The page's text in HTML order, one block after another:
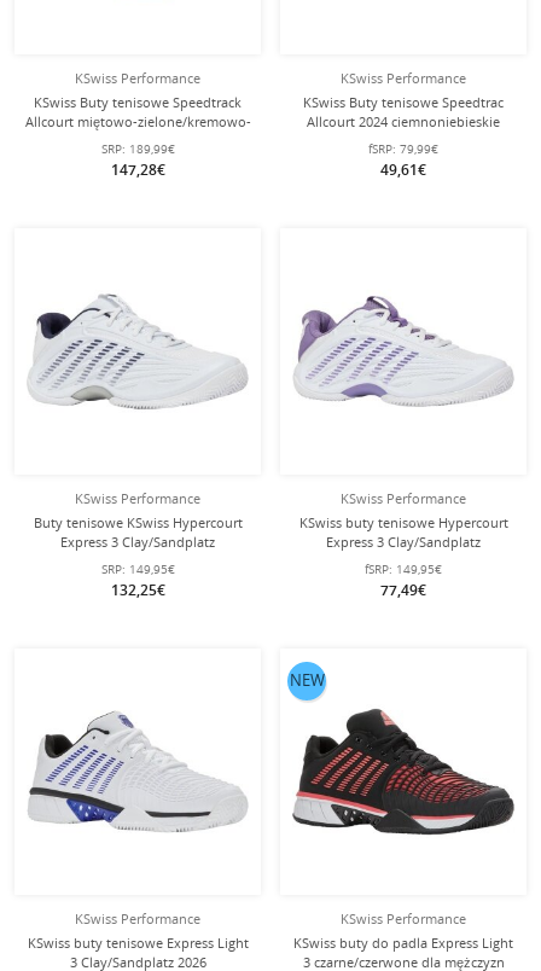
KSwiss Performance
KSwiss Buty tenisowe Speedtrack
Allcourt miętowo-zielone/kremowo-
białe dla kobiet
SRP: 189,99€
147,28€
KSwiss Performance
KSwiss Buty tenisowe Speedtrac
Allcourt 2024 ciemnoniebieskie
dziecięce
fSRP: 79,99€
49,61€
KSwiss Performance
Buty tenisowe KSwiss Hypercourt
Express 3 Clay/Sandplatz
białe/ciemnoniebieskie męskie
SRP: 149,95€
132,25€
KSwiss Performance
KSwiss buty tenisowe Hypercourt
Express 3 Clay/Sandplatz
białe/fioletowe damskie
fSRP: 149,95€
77,49€
KSwiss Performance
KSwiss buty tenisowe Express Light
3 Clay/Sandplatz 2026
KSwiss Performance
KSwiss buty do padla Express Light
3 czarne/czerwone dla mężczyzn
NEW